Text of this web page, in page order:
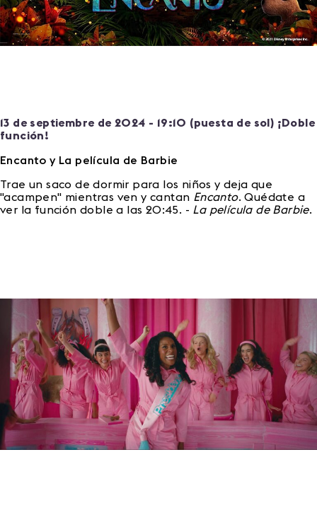
13 de septiembre de 2024 - 19:10 (puesta de sol) ¡Doble
función!
Encanto y La película de Barbie
Trae un saco de dormir para los niños y deja que
"acampen" mientras ven y cantan Encanto. Quédate a
ver la función doble a las 20:45. - La película de Barbie.